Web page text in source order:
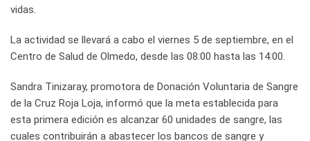
vidas.
La actividad se llevará a cabo el viernes 5 de septiembre, en el
Centro de Salud de Olmedo, desde las 08:00 hasta las 14:00.
Sandra Tinizaray, promotora de Donación Voluntaria de Sangre
de la Cruz Roja Loja, informó que la meta establecida para
esta primera edición es alcanzar 60 unidades de sangre, las
cuales contribuirán a abastecer los bancos de sangre y